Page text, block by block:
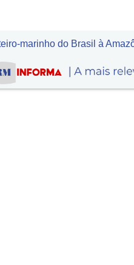
marinho do Brasil à